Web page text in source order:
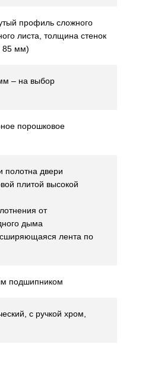
профиль сложного
листа, толщина стенок
85 мм)
– на выбор
порошковое
полотна двери
плитой высокой
от
дыма
лента по
подшипником
с ручкой хром,